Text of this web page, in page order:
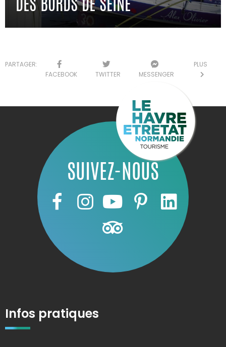
PARTAGER:
FACEBOOK
TWITTER MESSENGER
PLUS
SUIVEZ-NOUS
Infos pratiques